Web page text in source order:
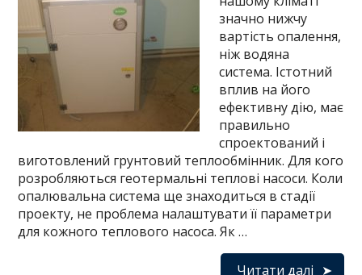
значно нижчу
вартість опалення,
ніж водяна
система. Істотний
вплив на його
ефективну дію, має
правильно
спроектований і
виготовлений грунтовий теплообмінник. Для кого
розробляються геотермальні теплові насоси. Коли
опалювальна система ще знаходиться в стадії
проекту, не проблема налаштувати її параметри
для кожного теплового насоса. Як …
Читати далі